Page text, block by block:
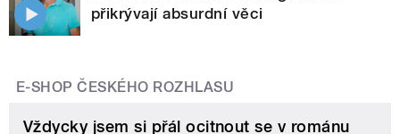
přikrývají absurdní věci
E-SHOP ČESKÉHO ROZHLASU
Vždycky jsem si přál ocitnout se v románu